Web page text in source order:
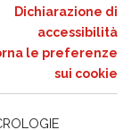
Dichiarazione di
accessibilità
le preferenze
sui cookie